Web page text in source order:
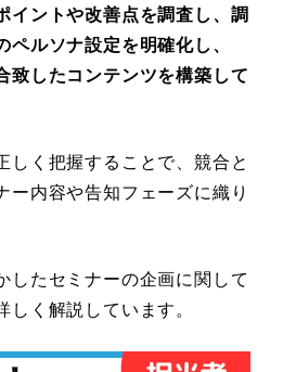
イントや改善点を調査し、調
ペルソナ設定を明確化し、
致したコンテンツを構築して
しく把握することで、競合と
ー内容や告知フェーズに織り
したセミナーの企画に関して
しく解説しています。